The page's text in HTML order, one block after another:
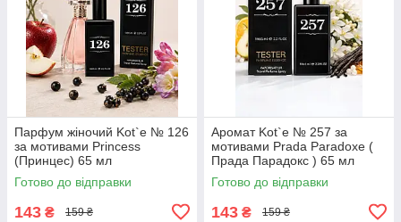
Парфум жіночий Kot`e № 126
за мотивами Princess
(Принцес) 65 мл
Готово до відправки
143 ₴ 159 ₴
Аромат Kot`e № 257 за
мотивами Prada Paradoxe (
Прада Парадокс ) 65 мл
Готово до відправки
143 ₴ 159 ₴